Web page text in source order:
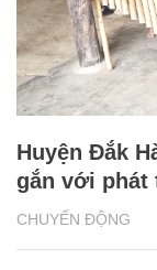
CHUYỂN ĐỘNG
Huyện Đắk
gắn với phát